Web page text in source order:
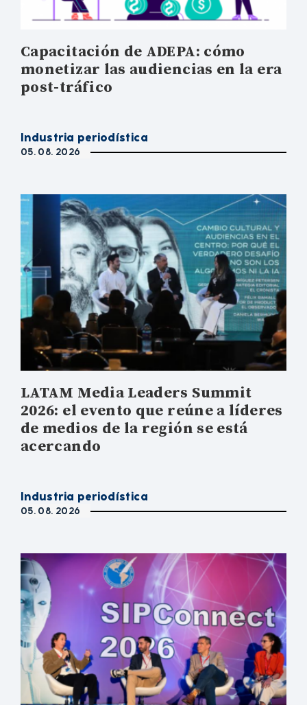
Capacitación de ADEPA: cómo
monetizar las audiencias en la era
post-tráfico
Industria periodística
05. 08. 2026
LATAM Media Leaders Summit
2026: el evento que reúne a líderes
de medios de la región se está
acercando
Industria periodística
05. 08. 2026